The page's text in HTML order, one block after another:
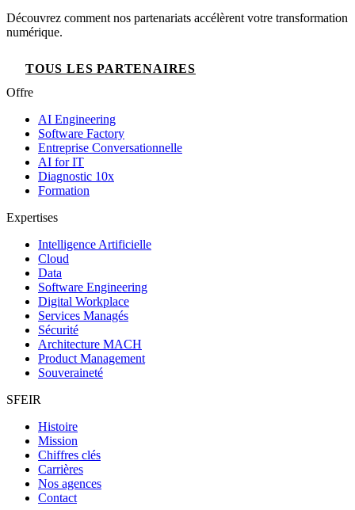
Découvrez comment nos partenariats accélèrent votre transformation
numérique.
TOUS LES PARTENAIRES
Offre
AI Engineering
Software Factory
Entreprise Conversationnelle
AI for IT
Diagnostic 10x
Formation
Expertises
Intelligence Artificielle
Cloud
Data
Software Engineering
Digital Workplace
Services Managés
Sécurité
Architecture MACH
Product Management
Souveraineté
SFEIR
Histoire
Mission
Chiffres clés
Carrières
Nos agences
Contact